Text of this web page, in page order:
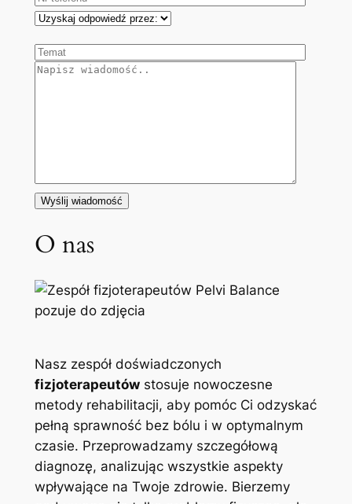
O nas
Nasz zespół doświadczonych
fizjoterapeutówstosuje nowoczesne
metody rehabilitacji, aby pomóc Ci odzyskać
pełną sprawność bez bólu i w optymalnym
czasie. Przeprowadzamy szczegółową
diagnozę, analizując wszystkie aspekty
wpływające na Twoje zdrowie. Bierzemy